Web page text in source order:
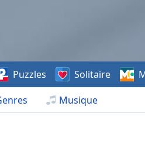
Musique
Puzzles Solitaire